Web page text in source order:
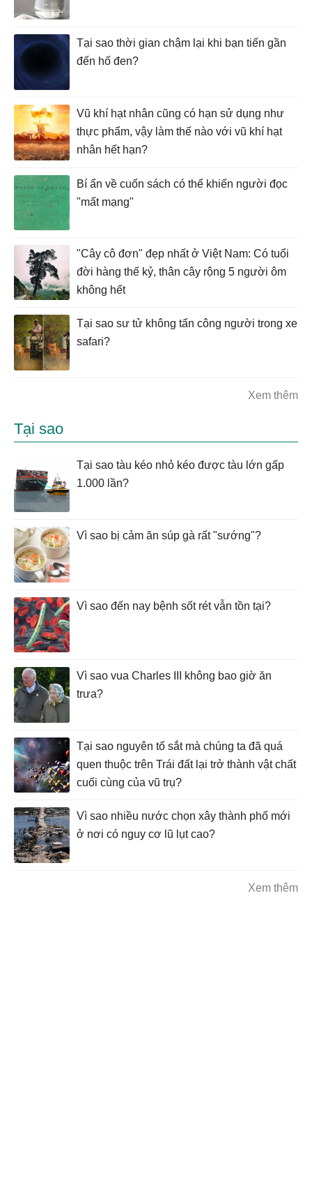
Tại sao thời gian chậm lại khi bạn tiến gần
đến hố đen?
Vũ khí hạt nhân cũng có hạn sử dụng như
thực phẩm, vậy làm thế nào với vũ khí hạt
nhân hết hạn?
Bí ẩn về cuốn sách có thể khiến người đọc
"mất mạng"
"Cây cô đơn" đẹp nhất ở Việt Nam: Có tuổi
đời hàng thế kỷ, thân cây rộng 5 người ôm
không hết
Tại sao sư tử không tấn công người trong xe
safari?
Xem thêm
Tại sao
Tại sao tàu kéo nhỏ kéo được tàu lớn gấp
1.000 lần?
Vì sao bị cảm ăn súp gà rất "sướng"?
Vì sao đến nay bệnh sốt rét vẫn tồn tại?
Vì sao vua Charles III không bao giờ ăn
trưa?
Tại sao nguyên tố sắt mà chúng ta đã quá
quen thuộc trên Trái đất lại trở thành vật chất
cuối cùng của vũ trụ?
Vì sao nhiều nước chọn xây thành phố mới
ở nơi có nguy cơ lũ lụt cao?
Xem thêm